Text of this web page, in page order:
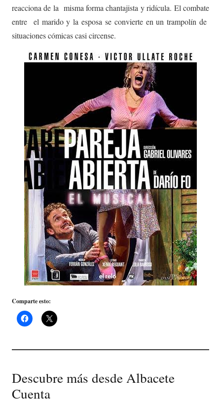
reacciona de la misma forma chantajista y ridícula. El combate
entre el marido y la esposa se convierte en un trampolín de
situaciones cómicas casi circense.
Comparte esto:
Descubre más desde Albacete
Cuenta